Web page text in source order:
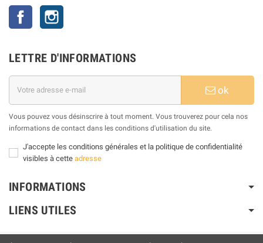
Facebook
LETTRE D'INFORMATIONS
ok
Vous pouvez vous désinscrire à tout moment. Vous trouverez pour cela nos
informations de contact dans les conditions d'utilisation du site.
J'accepte les conditions générales et la politique de confidentialité
visibles à cette adresse
INFORMATIONS
LIENS UTILES